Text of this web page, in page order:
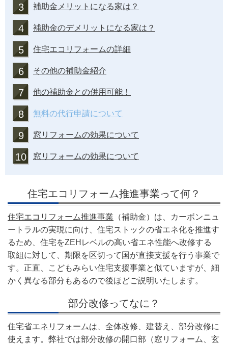
3 補助金 メリットになる家は？
4 補助金のデメリットになる家は？
5 住宅エコリフォームの詳細
6 その他の補助金紹介
7 他の補助金との併用可能！
8 無料の代行申請について
9 窓リフォームの効果について
10 窓リフォームの効果について
住宅エコリフォーム推進事業って何？
住宅エコリフォーム推進事業 （補助金）は、カーボンニュ
ートラルの実現に向け、住宅ストックの省エネ化を推進す
るため、住宅をZEHレベルの高い省エネ性能へ改修する
取組に対して、期限を区切って国が直接支援を行う事業で
す。正直、こどもみらい住宅支援事業と似ていますが、細
かく異なる部分もあるので後ほどご説明いたします。
部分改修ってなに？
住宅省エネリフォームは 、全体改修、建替え、部分改修に
使えます。弊社では部分改修の開口部（窓リフォーム、玄